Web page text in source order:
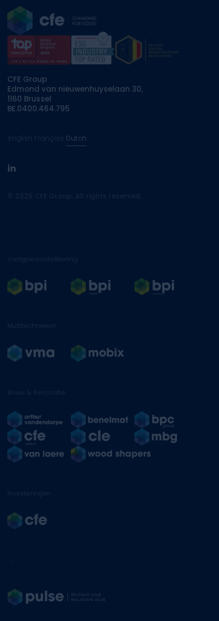
CFE Group
Edmond van nieuwenhuyselaan 30,
1160 Brussel
BE.0400.464.795
English Français Dutch
linkedin
Vastgoedontwikkeling
Multitechnieken
Bouw & Renovatie
Investeringen